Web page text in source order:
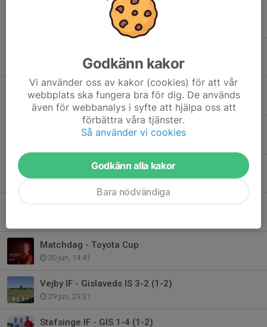
GIS-Högaborg 1-4 (1-0) Stark första halvlek av GIS.
Igår, 10:42
Höstsäsongen drar igång - Fem matcher i augusti
7 aug, 14:20
GIS - Värnamo Södra 4-2 (3-2)
Träningsmatch kl. 13.00 GIS - V Södra
1 aug, 19:44
Matchdag - Toyota Cup
30 jun, 14:41
Vejby IF - Gislaveds IS 3-2 (1-2)
29 jun, 23:31
Stafsinge IF - GIS 1-4 (1-2)
Godkänn kakor
Vi använder oss av kakor (cookies) för att vår
webbplats ska fungera bra för dig. De används
även för webbanalys i syfte att hjälpa oss att
förbättra våra tjänster.
Så använder vi cookies
Godkänn alla kakor
Bara nödvändiga